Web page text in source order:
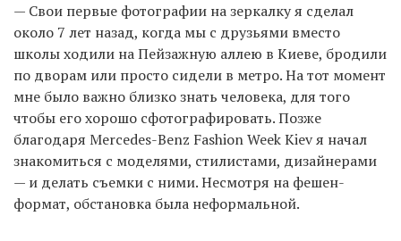
— Свои первые фотографии на зеркалку я сделал
около 7 лет назад, когда мы с друзьями вместо
школы ходили на Пейзажную аллею в Киеве, бродили
по дворам или просто сидели в метро. На тот момент
мне было важно близко знать человека, для того
чтобы его хорошо сфотографировать. Позже
благодаря Mercedes-Benz Fashion Week Kiev я начал
знакомиться с моделями, стилистами, дизайнерами
— и делать съемки с ними. Несмотря на фешен-
формат, обстановка была неформальной.